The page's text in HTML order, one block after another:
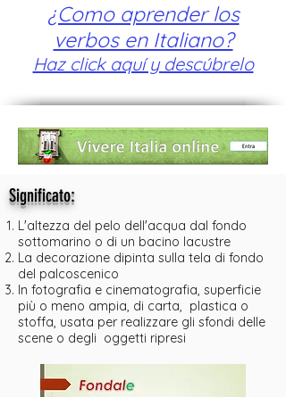
¿Como aprender los
verbos en Italiano?
Haz click aquí y descúbrelo
Significato:
L'altezza del pelo dell'acqua dal fondo
sottomarino o di un bacino lacustre
La decorazione dipinta sulla tela di fondo
del palcoscenico
In fotografia e cinematografia, superficie
più o meno ampia, di carta, plastica o
stoffa, usata per realizzare gli sfondi delle
scene o degli oggetti ripresi